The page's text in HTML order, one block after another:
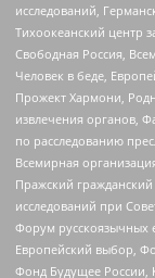
исследований,
Тихоокеанский центр
Свободная Россия,
Человек в беде,
Прожект Хармони,
извлечения органов,
по расследованию
Всемирная
Пражский
исследований при
Форум русскоязычных
Европейский выбор,
Фонд Будущее России,